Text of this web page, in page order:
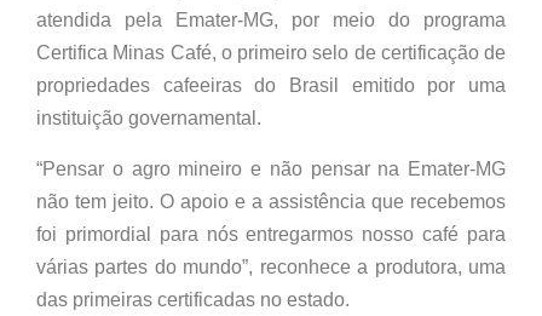
atendida pela Emater-MG, por meio do programa
Certifica Minas Café, o primeiro selo de certificação de
propriedades cafeeiras do Brasil emitido por uma
instituição governamental.
“Pensar o agro mineiro e não pensar na Emater-MG
não tem jeito. O apoio e a assistência que recebemos
foi primordial para nós entregarmos nosso café para
várias partes do mundo”, reconhece a produtora, uma
das primeiras certificadas no estado.